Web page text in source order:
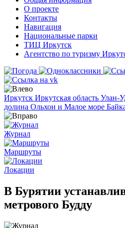
О проекте
Контакты
Навигация
Национальные парки
ТИЦ Иркутск
Агентство по туризму
Иркутск Иркутская область Улан-
долина Ольхон и Малое море
Журнал
Маршруты
Локации
В Бурятии
метрового Будду